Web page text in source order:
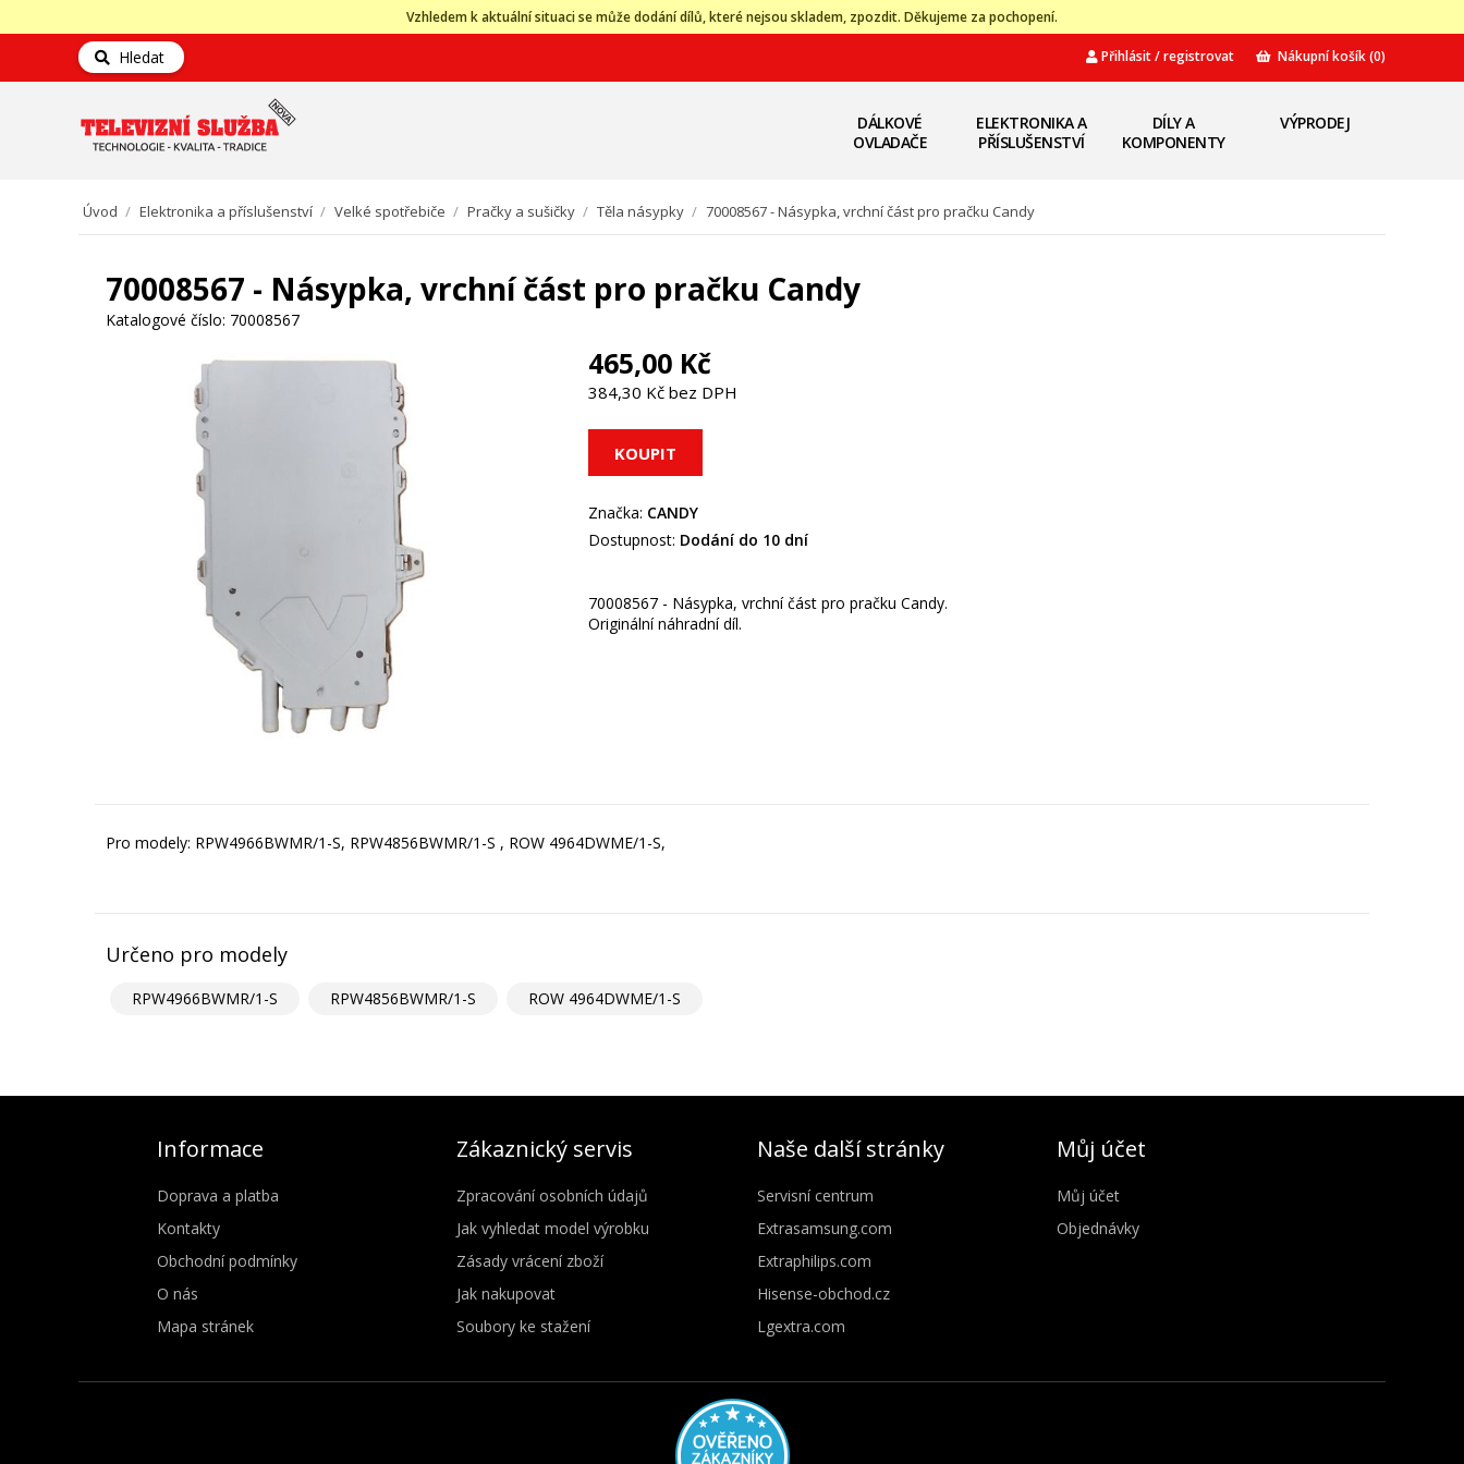
Vzhledem k aktuální situaci se může dodání dílů, které nejsou skladem, zpozdit. Děkujeme za pochopení.
Hledat Přihlásit / registrovat Nákupní košík(0)
DÁLKOVÉ
OVLADAČE
ELEKTRONIKA A
PŘÍSLUŠENSTVÍ
DÍLY A
KOMPONENTY
VÝPRODEJ
Úvod / Elektronika a příslušenství / Velké spotřebiče / Pračky a sušičky / Těla násypky / 70008567 - Násypka, vrchní část pro pračku Candy
70008567 - Násypka, vrchní část pro pračku Candy
Katalogové číslo: 70008567
465,00 Kč
384,30 Kč bez DPH
Značka: CANDY
Dostupnost: Dodání do 10 dní
70008567 - Násypka, vrchní část pro pračku Candy.
Originální náhradní díl.
Pro modely: RPW4966BWMR/1-S, RPW4856BWMR/1-S , ROW 4964DWME/1-S,
Určeno pro modely
RPW4966BWMR/1-S RPW4856BWMR/1-S ROW 4964DWME/1-S
Informace
Doprava a platba
Kontakty
Obchodní podmínky
O nás
Mapa stránek
Zákaznický servis
Zpracování osobních údajů
Jak vyhledat model výrobku
Zásady vrácení zboží
Jak nakupovat
Soubory ke stažení
Naše další stránky
Servisní centrum
Extrasamsung.com
Extraphilips.com
Hisense-obchod.cz
Lgextra.com
Můj účet
Můj účet
Objednávky